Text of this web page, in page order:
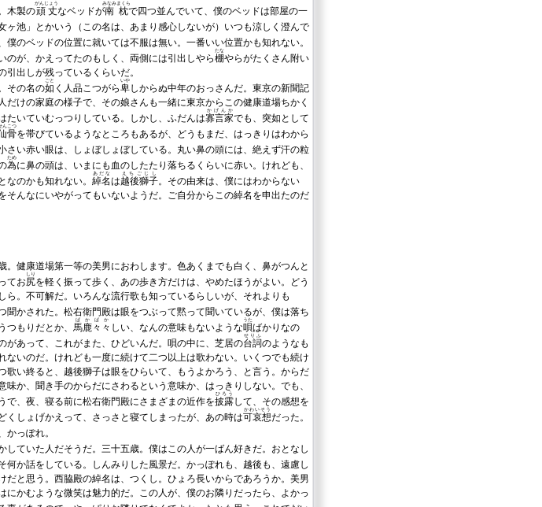
木製の頑丈
がんじょう
なベッドが南枕
みなみまくら
で四つ並んでいて、僕のベッドは部屋の一
ヶ池」とかいう（この名は、あまり感心しないが）いつも涼しく澄んで
のベッドの位置に就いては不服は無い。一番いい位置かも知れない。
が、かえってたのもしく、両側には引出しやら棚
たな
やらがたくさん附い
出しが残っているくらいだ。
その名の如
ごと
く人品こつがら卑
いや
しからぬ中年のおっさんだ。東京の新聞記
けの家庭の様子で、その娘さんも一緒に東京からこの健康道場ちかく
たいていむっつりしている。しかし、ふだんは寡言家
かげんか
でも、突如として
骨
んこつ
を帯びているようなところもあるが、どうもまだ、はっきりはわから
さい赤い眼は、しょぼしょぼしている。丸い鼻の頭には、絶えず汗の粒
為
ため
に鼻の頭は、いまにも血のしたたり落ちるくらいに赤い。けれども、
のかも知れない。 綽名
あだな
は越後獅子
えちごじし
。その由来は、僕にはわからない
んなにいやがってもいないようだ。ご自分からこの綽名を申出たのだ
健康道場第一等の美男におわします。色あくまでも白く、鼻がつんと
てお尻
しり
を軽く振って歩く、あの歩き方だけは、やめたほうがよい。どう
。不可解だ。いろんな流行歌も知っているらしいが、それよりも
かされた。松右衛門殿は眼をつぶって黙って聞いているが、僕は落ち
もりだとか、 馬鹿々々
ばかばか
しい、なんの意味もないような唄
うた
ばかりなの
あって、これがまた、ひどいんだ。唄の中に、芝居の台詞
せりふ
のようなも
いのだ。けれども一度に続けて二つ以上は歌わない。いくつでも続け
い終ると、越後獅子は眼をひらいて、もうよかろう、と言う。からだ
か、聞き手のからだにさわるという意味か、はっきりしない。でも、
で、夜、寝る前に松右衛門殿にさまざまの近作を披露
ひろう
して、その感想を
しょげかえって、さっさと寝てしまったが、あの時は可哀想
かわいそう
だった。
かっぽれ。
していた人だそうだ。三十五歳。僕はこの人が一ばん好きだ。おとなし
か話をしている。しんみりした風景だ。かっぽれも、越後も、遠慮し
と思う。西脇殿の綽名は、つくし。ひょろ長いからであろうか。美男
かむような微笑は魅力的だ。この人が、僕のお隣りだったら、よかっ